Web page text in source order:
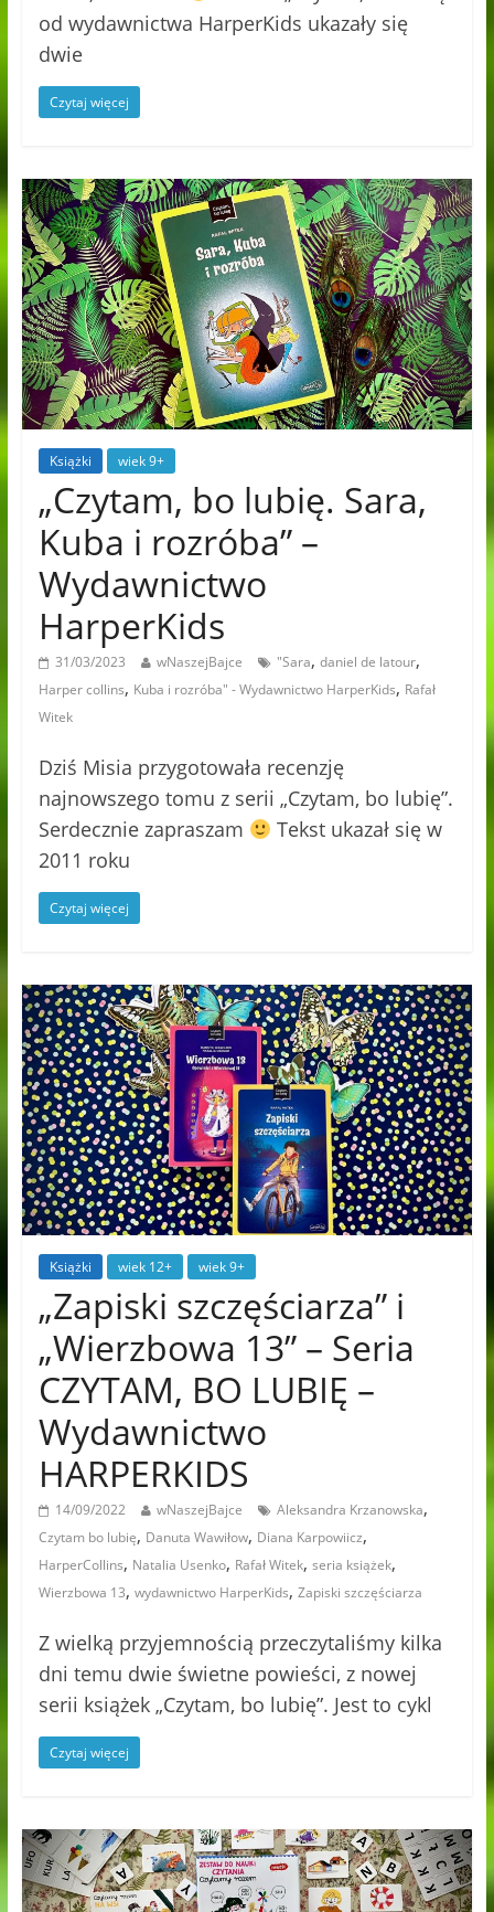
od wydawnictwa HarperKids ukazały się
dwie
Czytaj więcej
Książki wiek 9+
„Czytam, bo lubię. Sara,
Kuba i rozróba” –
Wydawnictwo
HarperKids
31/03/2023 wNaszejBajce "Sara, daniel de latour,
Harper collins, Kuba i rozróba" - Wydawnictwo HarperKids, Rafał
Witek
Dziś Misia przygotowała recenzję
najnowszego tomu z serii „Czytam, bo lubię”.
Serdecznie zapraszam
Tekst ukazał się w
2011 roku
Czytaj więcej
Książki wiek 12+ wiek 9+
„Zapiski szczęściarza” i
„Wierzbowa 13” – Seria
CZYTAM, BO LUBIĘ –
Wydawnictwo
HARPERKIDS
14/09/2022 wNaszejBajce Aleksandra Krzanowska,
Czytam bo lubię, Danuta Wawiłow, Diana Karpowiicz,
HarperCollins, Natalia Usenko, Rafał Witek, seria książek,
Wierzbowa 13, wydawnictwo HarperKids, Zapiski szczęściarza
Z wielką przyjemnością przeczytaliśmy kilka
dni temu dwie świetne powieści, z nowej
serii książek „Czytam, bo lubię”. Jest to cykl
Czytaj więcej